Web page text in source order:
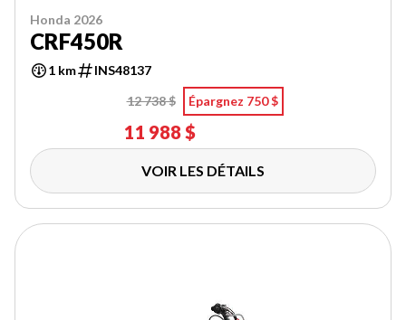
Honda 2026
CRF450R
1 km
INS48137
12 738 $
Épargnez 750 $
11 988 $
VOIR LES DÉTAILS